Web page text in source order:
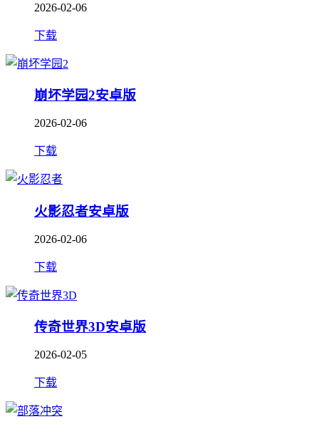
2026-02-06
下载
崩坏学园2安卓版
2026-02-06
下载
火影忍者安卓版
2026-02-06
下载
传奇世界3D安卓版
2026-02-05
下载